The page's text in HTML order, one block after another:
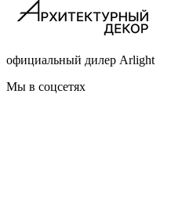
официальный дилер Arlight
Мы в соцсетях